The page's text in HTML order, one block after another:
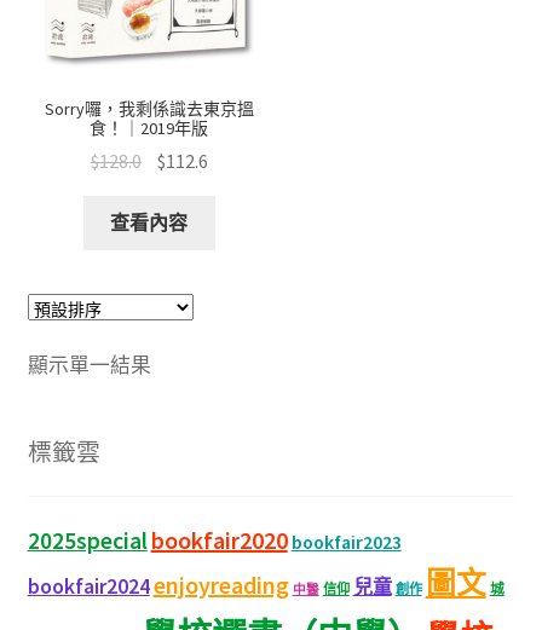
Sorry囉，我剩係識去東京搵
食！｜2019年版
$128.0 $112.6
查看內容
顯示單一結果
標籤雲
2025specialbookfair2020 bookfair2023
bookfair2024enjoyreading 中醫 信仰 兒童 創作 圖文 城